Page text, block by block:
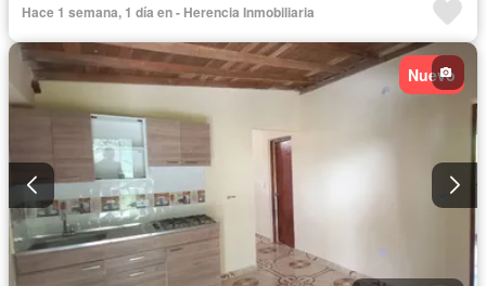
Hace 1 semana, 1 día en - Herencia Inmobiliaria
Nuevo